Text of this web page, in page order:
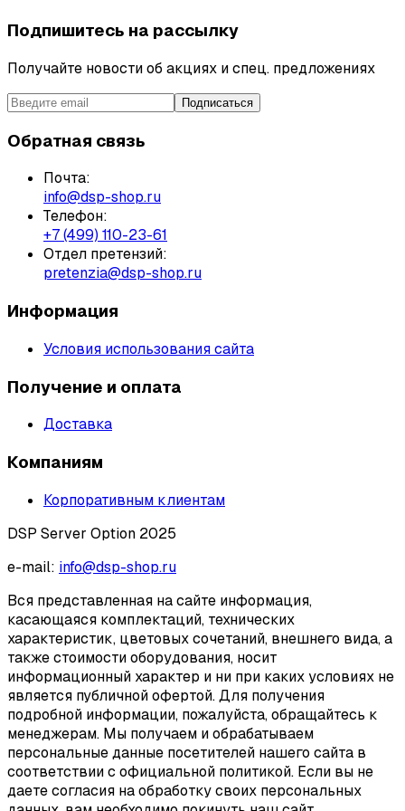
Подпишитесь на рассылку
Получайте новости об акциях и спец. предложениях
Подписаться
Обратная связь
Почта:
info@dsp-shop.ru
Телефон:
+7 (499) 110-23-61
Отдел претензий:
pretenzia@dsp-shop.ru
Информация
Условия использования сайта
Получение и оплата
Доставка
Компаниям
Корпоративным клиентам
DSP Server Option 2025
e-mail: info@dsp-shop.ru
Вся представленная на сайте информация,
касающаяся комплектаций, технических
характеристик, цветовых сочетаний, внешнего вида, а
также стоимости оборудования, носит
информационный характер и ни при каких условиях не
является публичной офертой. Для получения
подробной информации, пожалуйста, обращайтесь к
менеджерам. Мы получаем и обрабатываем
персональные данные посетителей нашего сайта в
соответствии с официальной политикой. Если вы не
даете согласия на обработку своих персональных